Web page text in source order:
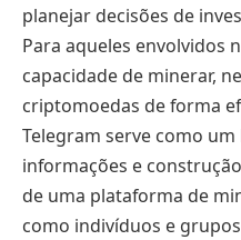
planejar decisões de
Para aqueles envolvidos
capacidade de minerar,
criptomoedas de forma
Telegram serve como
informações e
de uma plataforma de
como indivíduos e